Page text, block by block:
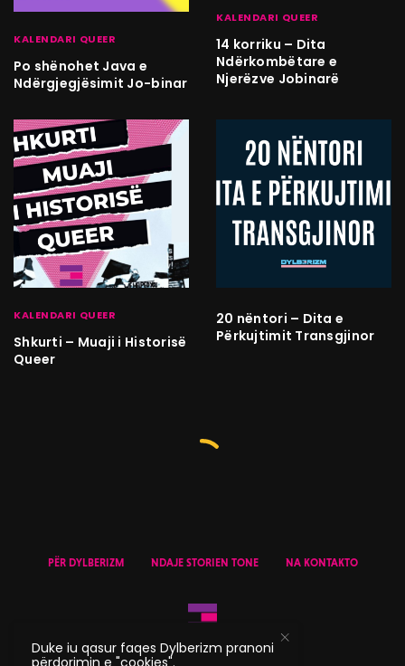
KALENDARI QUEER
Po shënohet Java e
Ndërgjegjësimit Jo-binar
KALENDARI QUEER
14 korriku – Dita
Ndërkombëtare e
Njerëzve Jobinarë
KALENDARI QUEER
Shkurti – Muaji i Historisë
Queer
20 nëntori – Dita e
Përkujtimit Transgjinor
PËR DYLBERIZM NDAJE STORIEN TONE NA KONTAKTO
Duke iu qasur faqes Dylberizm pranoni
përdorimin e "cookies".